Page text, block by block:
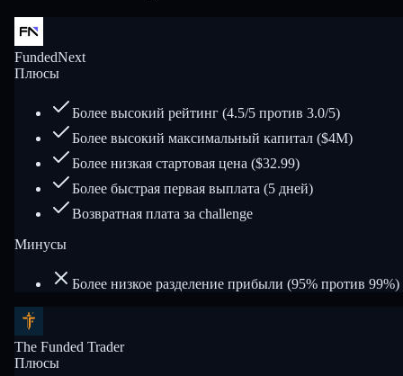
FundedNext
Плюсы
Более высокий рейтинг (4.5/5 против 3.0/5)
Более высокий максимальный капитал ($4M)
Более низкая стартовая цена ($32.99)
Более быстрая первая выплата (5 дней)
Возвратная плата за challenge
Минусы
Более низкое разделение прибыли (95% против 99%)
The Funded Trader
Плюсы